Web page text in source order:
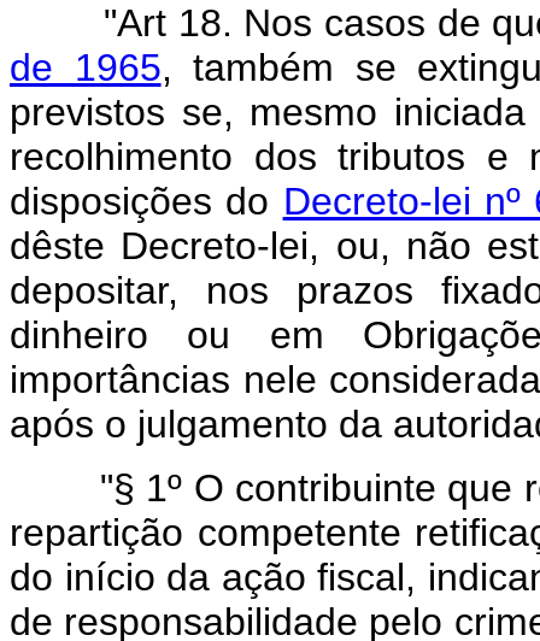
"Art 18. Nos casos de
de 1965, também se
previstos se, mesmo
recolhimento dos tributos e
disposições do Decreto-lei
dêste Decreto-lei, ou, não
depositar, nos prazos
dinheiro ou em
importâncias nele
após o julgamento da
"§ 1º O contribuinte que
repartição competente
do início da ação fiscal,
de responsabilidade pelo